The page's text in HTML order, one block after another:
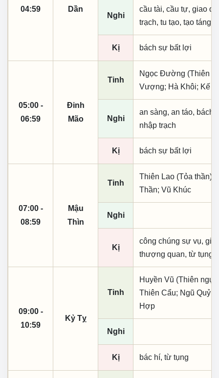
04:59
Dần
Nghi
cầu tài, cầu tự, giao
trạch, tu tạo, tạo táng,
Kị bách sự bất lợi
05:00 -
06:59
Đinh
Mão
Tinh
Ngọc Đường (Thiên
Vượng; Hà Khôi; Kế
Nghi
an sàng, an táo, bách
nhập trạch
Kị bách sự bất lợi
07:00 -
08:59
Mậu
Thìn
Tinh
Thiên Lao (Tỏa thần);
Thần; Vũ Khúc
Nghi
Kị
công chúng sự vụ, giá
thượng quan, từ tụng
09:00 -
10:59
Kỷ Tỵ
Tinh
Huyền Vũ (Thiên
Thiên Cẩu; Ngũ Quỷ;
Hợp
Nghi
Kị bác hí, từ tụng